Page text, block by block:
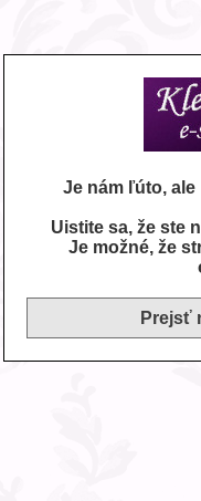
Je nám ľúto,
Uistite sa, že ste
Je možné, že
Prejsť